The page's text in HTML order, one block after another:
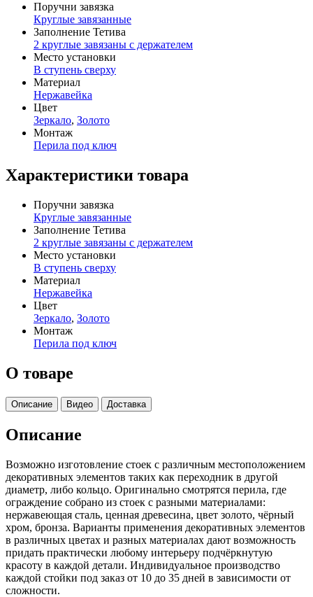
Поручни завязка
Круглые завязанные
Заполнение Тетива
2 круглые завязаны с держателем
Место установки
В ступень сверху
Материал
Нержавейка
Цвет
Зеркало, Золото
Монтаж
Перила под ключ
Характеристики товара
Поручни завязка
Круглые завязанные
Заполнение Тетива
2 круглые завязаны с держателем
Место установки
В ступень сверху
Материал
Нержавейка
Цвет
Зеркало, Золото
Монтаж
Перила под ключ
О товаре
Описание Видео Доставка
Описание
Возможно изготовление стоек с различным местоположением
декоративных элементов таких как переходник в другой
диаметр, либо кольцо. Оригинально смотрятся перила, где
ограждение собрано из стоек с разными материалами:
нержавеющая сталь, ценная древесина, цвет золото, чёрный
хром, бронза. Варианты применения декоративных элементов
в различных цветах и разных материалах дают возможность
придать практически любому интерьеру подчёркнутую
красоту в каждой детали. Индивидуальное производство
каждой стойки под заказ от 10 до 35 дней в зависимости от
сложности.